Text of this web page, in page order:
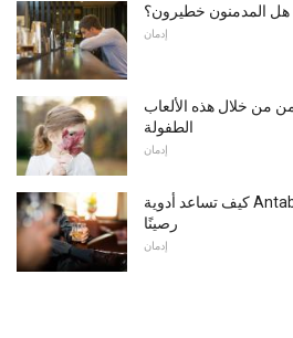
هل المدمنون خطيرون؟
إدمان
من خلال هذه الألعاب
الطفولة
إدمان
كيف تساعد أدوية Antabuse الشرابين على البقاء
رصينًا
إدمان